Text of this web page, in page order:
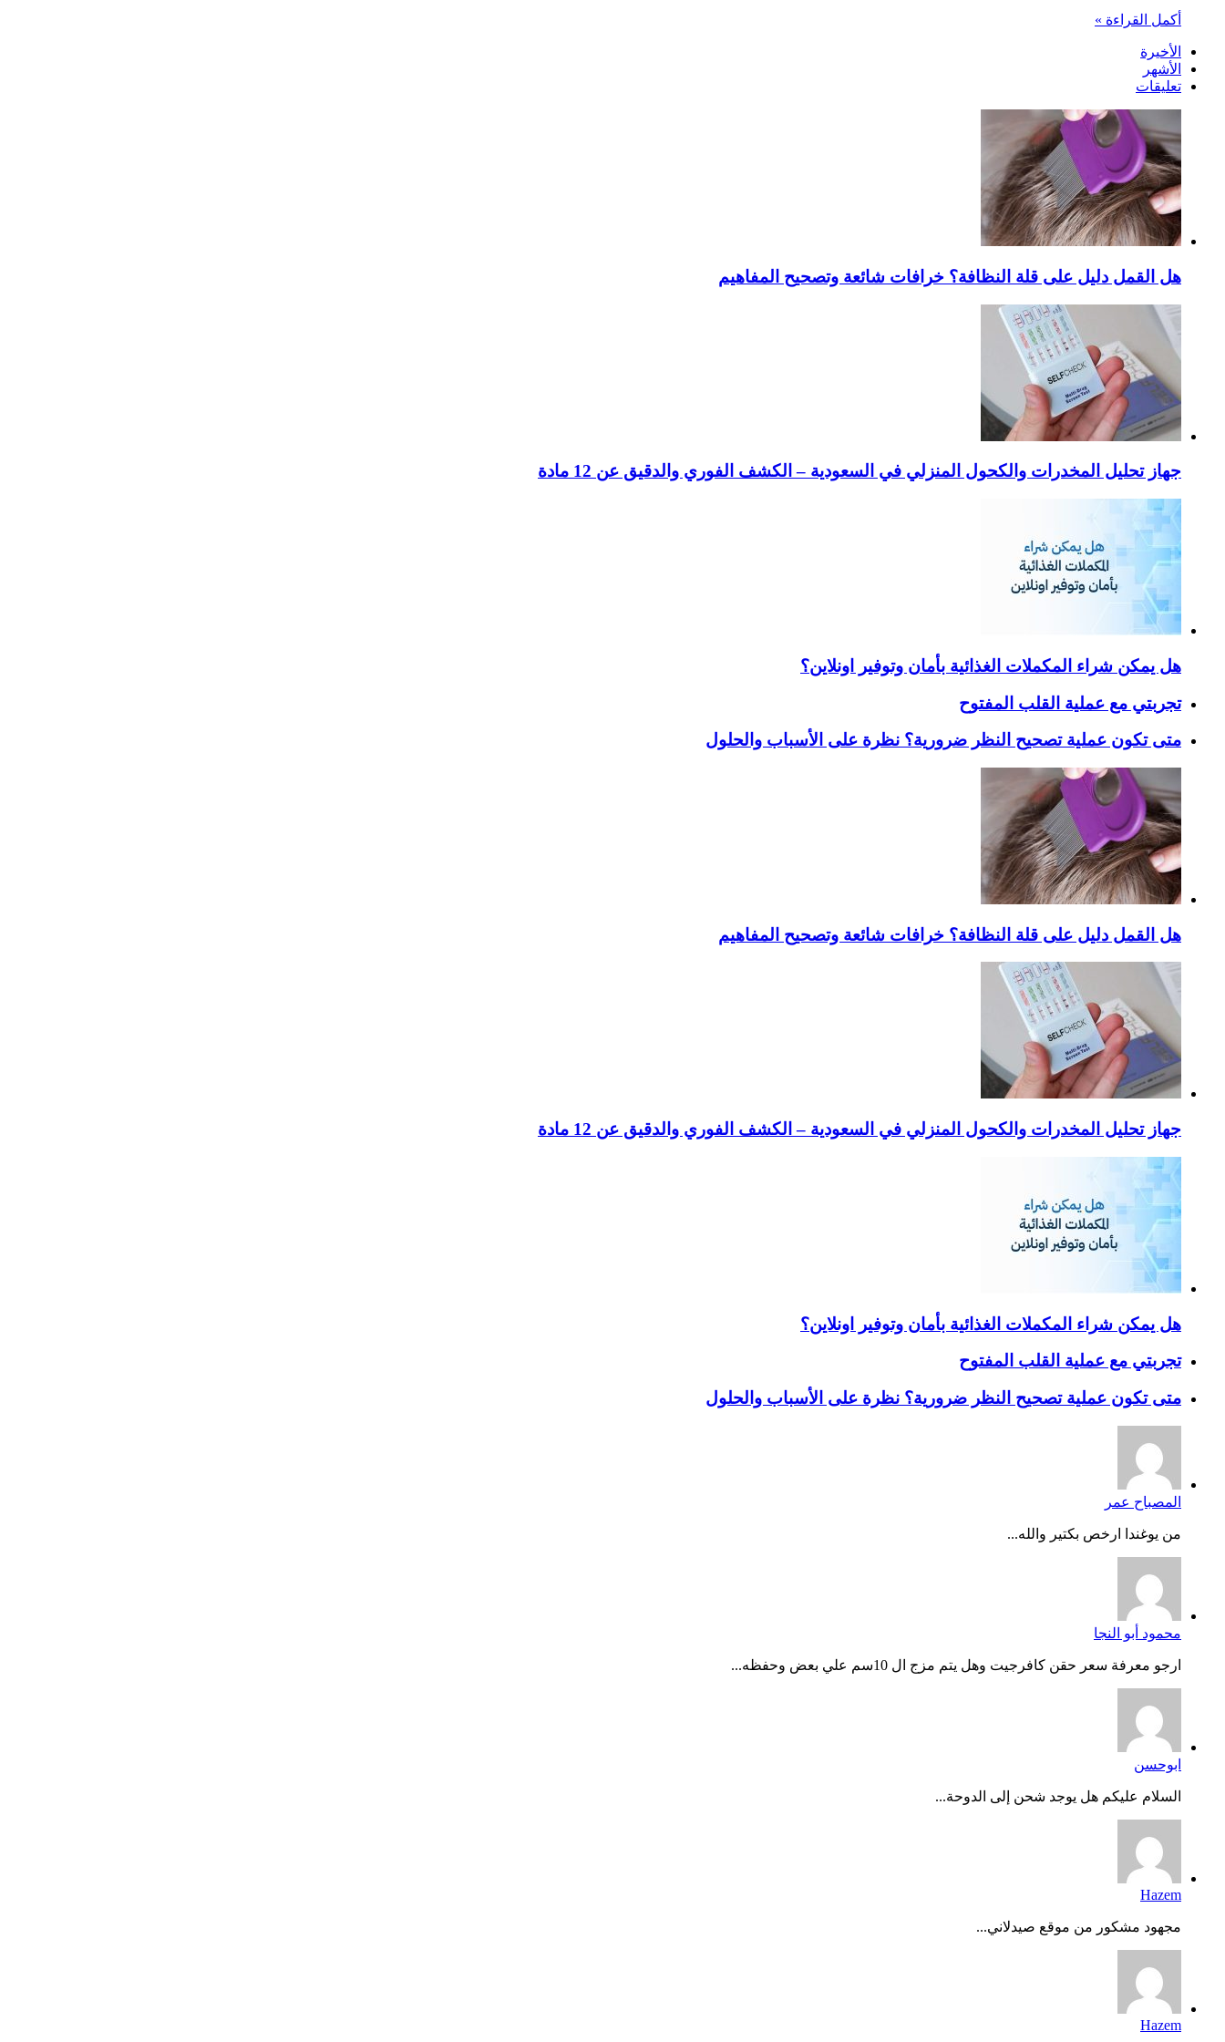
أكمل القراءة »
الأخيرة
الأشهر
تعليقات
هل القمل دليل على قلة النظافة؟ خرافات شائعة وتصحيح المفاهيم
جهاز تحليل المخدرات والكحول المنزلي في السعودية – الكشف الفوري والدقيق عن 12 مادة
هل يمكن شراء المكملات الغذائية بأمان وتوفير اونلاين؟
تجربتي مع عملية القلب المفتوح
متى تكون عملية تصحيح النظر ضرورية؟ نظرة على الأسباب والحلول
هل القمل دليل على قلة النظافة؟ خرافات شائعة وتصحيح المفاهيم
جهاز تحليل المخدرات والكحول المنزلي في السعودية – الكشف الفوري والدقيق عن 12 مادة
هل يمكن شراء المكملات الغذائية بأمان وتوفير اونلاين؟
تجربتي مع عملية القلب المفتوح
متى تكون عملية تصحيح النظر ضرورية؟ نظرة على الأسباب والحلول
المصباح عمر
من يوغندا ارخص بكتير والله...
محمود أبو النجا
ارجو معرفة سعر حقن كافرجيت وهل يتم مزج ال 10سم علي بعض وحفظه...
ابوحسن
السلام عليكم هل يوجد شحن إلى الدوحة...
Hazem
مجهود مشكور من موقع صيدلاني...
Hazem